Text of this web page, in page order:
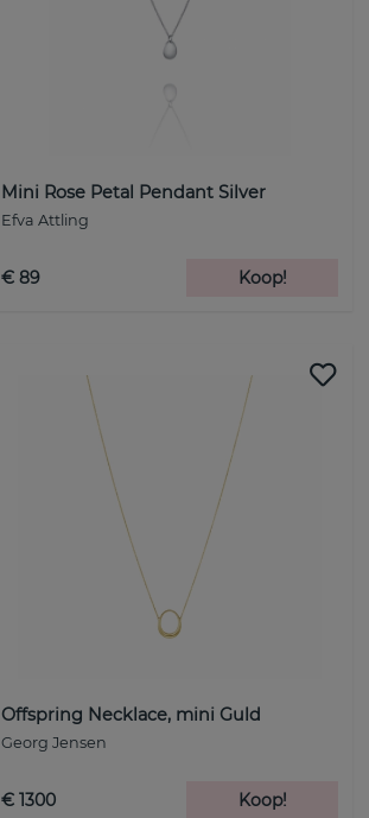
Mini Rose Petal Pendant Silver
Efva Attling
€ 89 Koop!
Offspring Necklace, mini Guld
Georg Jensen
€ 1300 Koop!